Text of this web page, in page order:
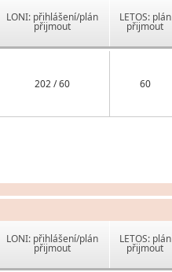
LONI: přihlášení/plán
přijmout
LETOS: plán
přijmout
202 / 60 60
LONI: přihlášení/plán
přijmout
LETOS: plán
přijmout